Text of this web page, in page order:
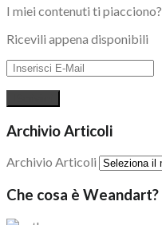
I miei contenuti ti piacciono?
Ricevili appena disponibili
Archivio Articoli
Archivio Articoli
Che cosa è Weandart?